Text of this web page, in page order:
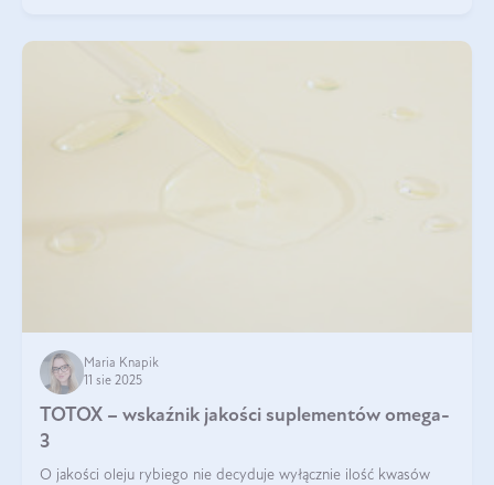
Maria Knapik
11 sie 2025
TOTOX – wskaźnik jakości suplementów omega-
3
O jakości oleju rybiego nie decyduje wyłącznie ilość kwasów